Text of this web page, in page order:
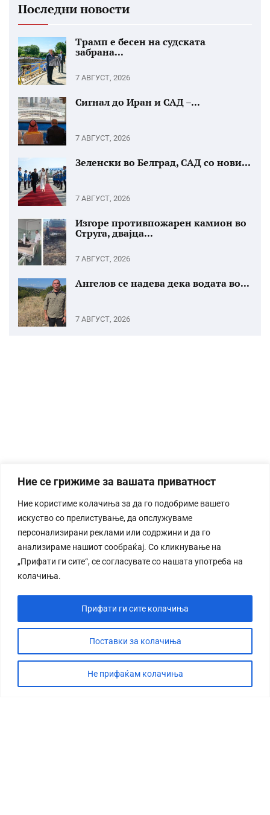
Ние се грижиме за вашата приватност
Ние користиме колачиња за да го подобриме вашето
искуство со прелистување, да опслужуваме
персонализирани реклами или содржини и да го
анализираме нашиот сообраќај. Со кликнување на
„Прифати ги сите“, се согласувате со нашата употреба на
колачиња.
Поставки за колачиња
Не прифаќам колачиња
Прифати ги сите колачиња
Последни новости
Трамп е бесен на судската
забрана...
7 АВГУСТ, 2026
Сигнал до Иран и САД –...
7 АВГУСТ, 2026
Зеленски во Белград, САД со нови...
7 АВГУСТ, 2026
Изгоре противпожарен камион во
Струга, двајца...
7 АВГУСТ, 2026
Ангелов се надева дека водата во...
7 АВГУСТ, 2026